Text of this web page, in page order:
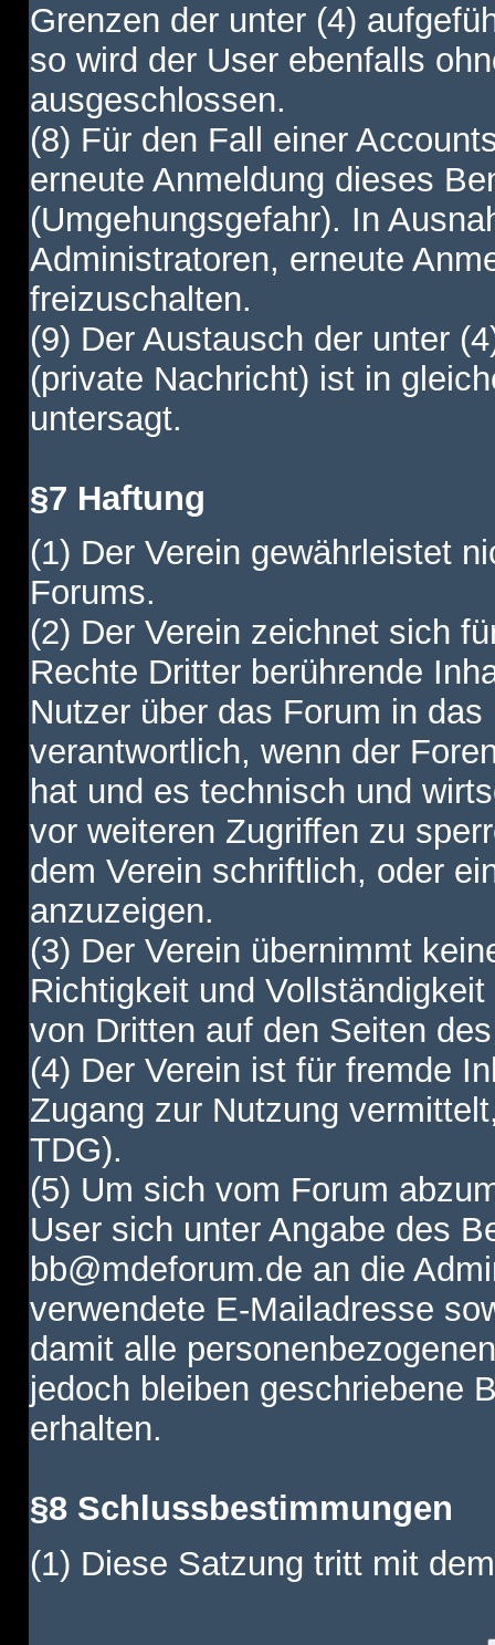
Grenzen der unter (4)
so wird der User ebenfalls
ausgeschlossen.
(8) Für den Fall einer
erneute Anmeldung dieses
(Umgehungsgefahr). In
Administratoren, erneute
freizuschalten.
(9) Der Austausch der unter
(private Nachricht) ist in
untersagt.
§7 Haftung
(1) Der Verein gewährleistet
Forums.
(2) Der Verein zeichnet sich
Rechte Dritter berührende
Nutzer über das Forum in
verantwortlich, wenn der
hat und es technisch und
vor weiteren Zugriffen zu
dem Verein schriftlich, oder
anzuzeigen.
(3) Der Verein übernimmt
Richtigkeit und
von Dritten auf den Seiten
(4) Der Verein ist für fremde
Zugang zur Nutzung
TDG).
(5) Um sich vom Forum
User sich unter Angabe des
bb@mdeforum.de an die
verwendete E-Mailadresse
damit alle
jedoch bleiben geschriebene
erhalten.
§8 Schlussbestimmungen
(1) Diese Satzung tritt mit